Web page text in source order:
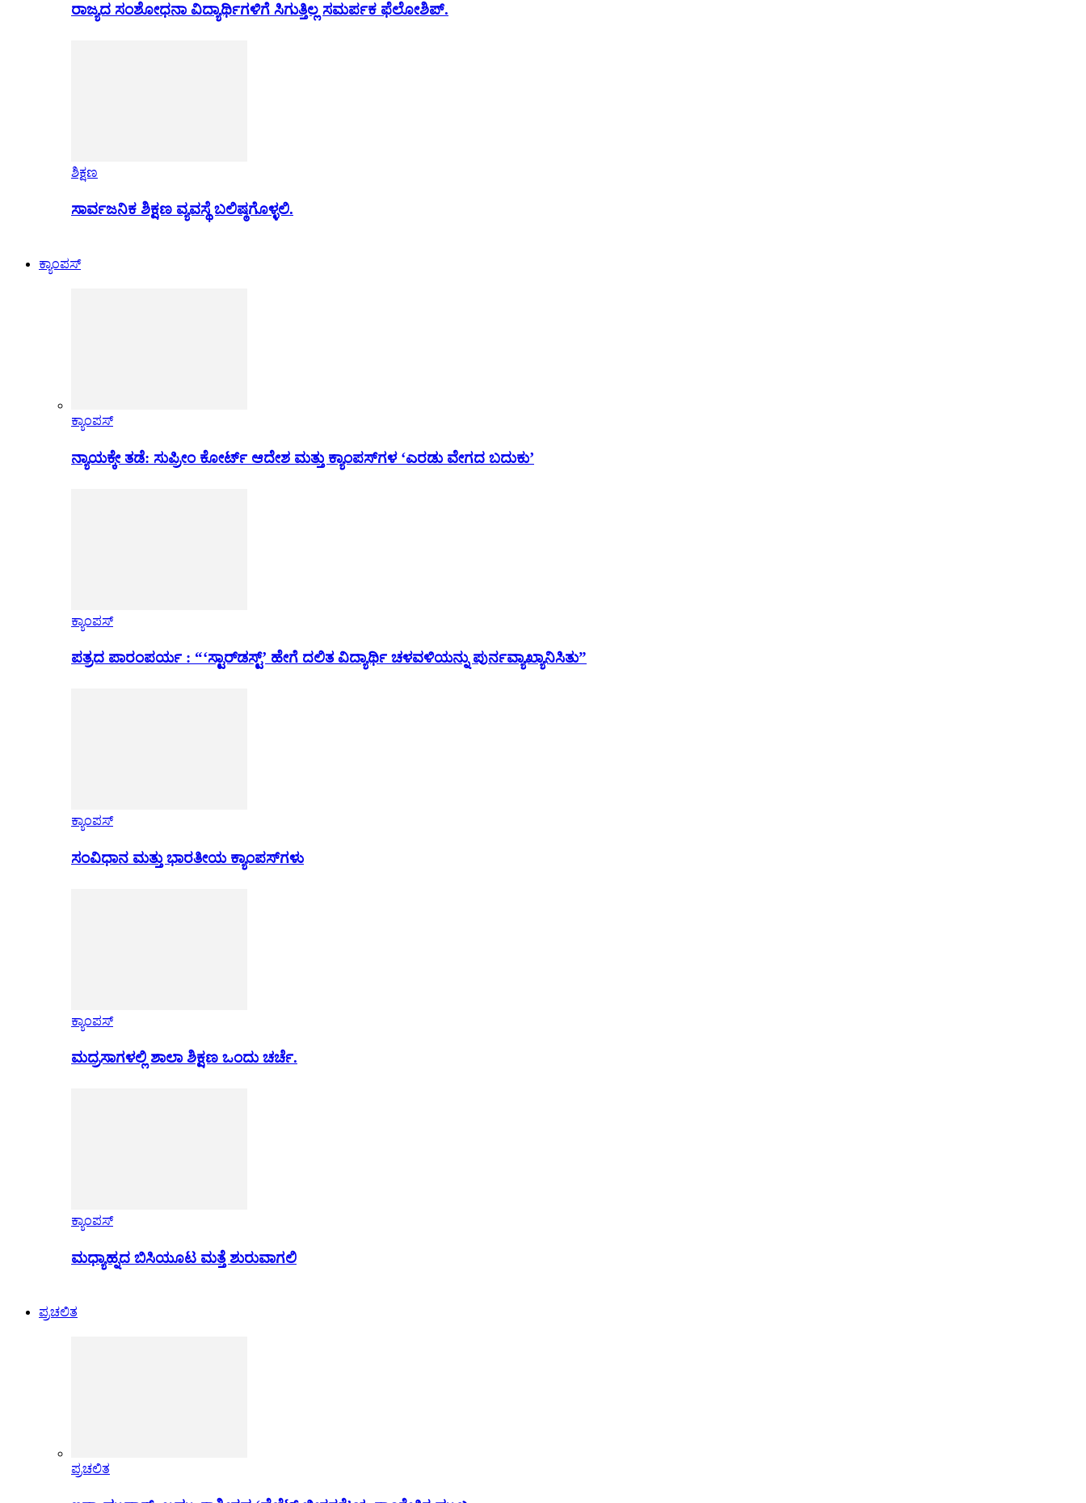
ರಾಜ್ಯದ ಸಂಶೋಧನಾ ವಿದ್ಯಾರ್ಥಿಗಳಿಗೆ ಸಿಗುತ್ತಿಲ್ಲ ಸಮರ್ಪಕ ಫೆಲೋಶಿಪ್.
ಶಿಕ್ಷಣ
ಸಾರ್ವಜನಿಕ ಶಿಕ್ಷಣ ವ್ಯವಸ್ಥೆ ಬಲಿಷ್ಠಗೊಳ್ಳಲಿ.
ಕ್ಯಾಂಪಸ್
ಕ್ಯಾಂಪಸ್
ನ್ಯಾಯಕ್ಕೇ ತಡೆ: ಸುಪ್ರೀಂ ಕೋರ್ಟ್ ಆದೇಶ ಮತ್ತು ಕ್ಯಾಂಪಸ್‌ಗಳ ‘ಎರಡು ವೇಗದ ಬದುಕು’
ಕ್ಯಾಂಪಸ್
ಪತ್ರದ ಪಾರಂಪರ್ಯ : “‘ಸ್ಟಾರ್‌ಡಸ್ಟ್’ ಹೇಗೆ ದಲಿತ ವಿದ್ಯಾರ್ಥಿ ಚಳವಳಿಯನ್ನು ಪುರ್ನವ್ಯಾಖ್ಯಾನಿಸಿತು”
ಕ್ಯಾಂಪಸ್
ಸಂವಿಧಾನ ಮತ್ತು ಭಾರತೀಯ ಕ್ಯಾಂಪಸ್‌ಗಳು
ಕ್ಯಾಂಪಸ್
ಮದ್ರಸಾಗಳಲ್ಲಿ ಶಾಲಾ ಶಿಕ್ಷಣ ಒಂದು ಚರ್ಚೆ.
ಕ್ಯಾಂಪಸ್
ಮಧ್ಯಾಹ್ನದ ಬಿಸಿಯೂಟ ಮತ್ತೆ ಶುರುವಾಗಲಿ
ಪ್ರಚಲಿತ
ಪ್ರಚಲಿತ